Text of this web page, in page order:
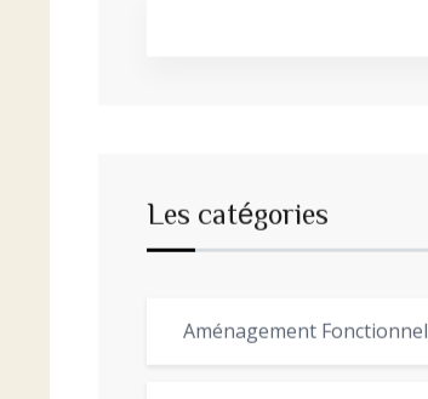
Les catégories
Aménagement Fonctionnel